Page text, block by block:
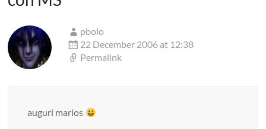
pbolo
22 December 2006 at 12:38
Permalink
auguri marios